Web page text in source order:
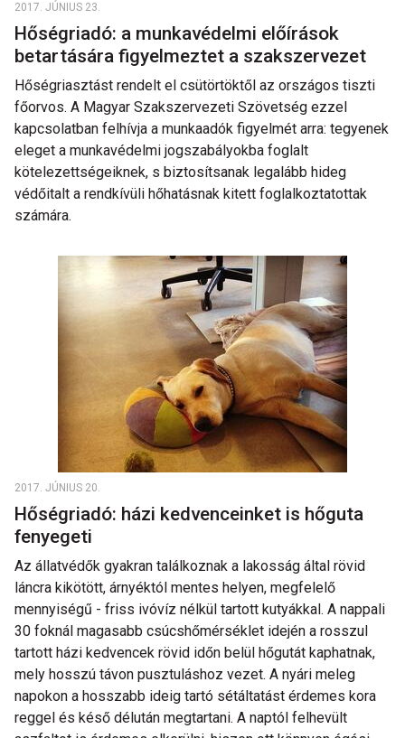
2017. JÚNIUS 23.
Hőségriadó: a munkavédelmi előírások
betartására figyelmeztet a szakszervezet
Hőségriasztást rendelt el csütörtöktől az országos tiszti
főorvos. A Magyar Szakszervezeti Szövetség ezzel
kapcsolatban felhívja a munkaadók figyelmét arra: tegyenek
eleget a munkavédelmi jogszabályokba foglalt
kötelezettségeiknek, s biztosítsanak legalább hideg
védőitalt a rendkívüli hőhatásnak kitett foglalkoztatottak
számára.
2017. JÚNIUS 20.
Hőségriadó: házi kedvenceinket is hőguta
fenyegeti
Az állatvédők gyakran találkoznak a lakosság által rövid
láncra kikötött, árnyéktól mentes helyen, megfelelő
mennyiségű - friss ivóvíz nélkül tartott kutyákkal. A nappali
30 foknál magasabb csúcshőmérséklet idején a rosszul
tartott házi kedvencek rövid időn belül hőgutát kaphatnak,
mely hosszú távon pusztuláshoz vezet. A nyári meleg
napokon a hosszabb ideig tartó sétáltatást érdemes kora
reggel és késő délután megtartani. A naptól felhevült